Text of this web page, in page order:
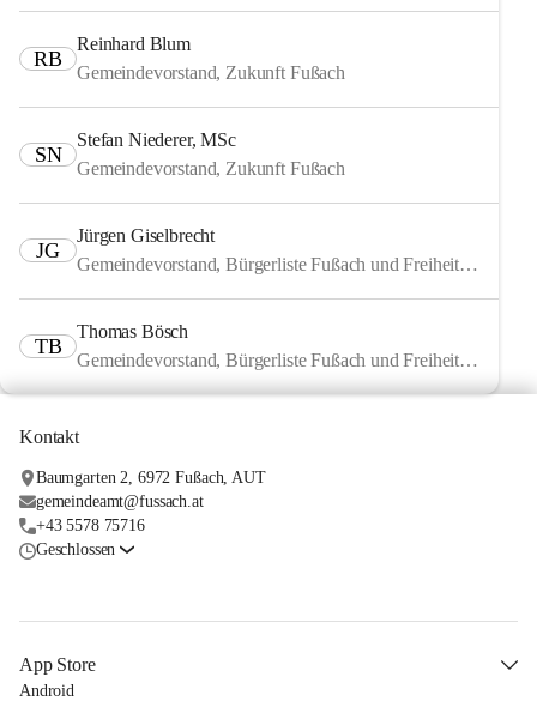
RB
Reinhard Blum
Gemeindevorstand, Zukunft Fußach
SN
Stefan Niederer, MSc
Gemeindevorstand, Zukunft Fußach
JG
Jürgen Giselbrecht
Gemeindevorstand, Bürgerliste Fußach und Freiheitliche
TB
Thomas Bösch
Gemeindevorstand, Bürgerliste Fußach und Freiheitliche
Kontakt
Baumgarten 2, 6972 Fußach, AUT
gemeindeamt@fussach.at
+43 5578 75716
Geschlossen
App Store
Android